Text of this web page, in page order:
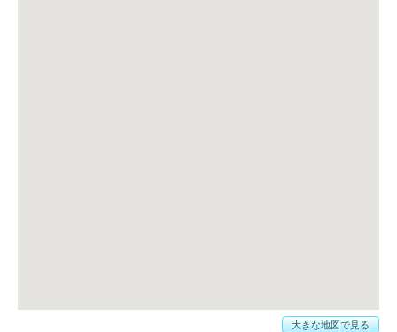
大きな地図で見る